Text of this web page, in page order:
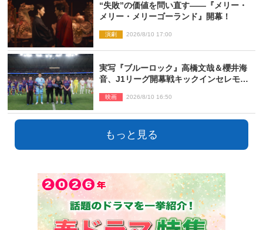
“失敗”の価値を問い直す――『メリー・
メリー・メリーゴーランド』開幕！
演劇 2026/8/10 17:00
実写『ブルーロック』高橋文哉＆櫻井海
音、J1リーグ開幕戦キックインセレモニ
映画 2026/8/10 16:50
もっと見る